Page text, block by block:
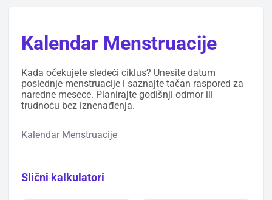
Kalendar Menstruacije
Kada očekujete sledeći ciklus? Unesite datum
poslednje menstruacije i saznajte tačan raspored za
naredne mesece. Planirajte godišnji odmor ili
trudnoću bez iznenađenja.
Kalendar Menstruacije
Slični kalkulatori